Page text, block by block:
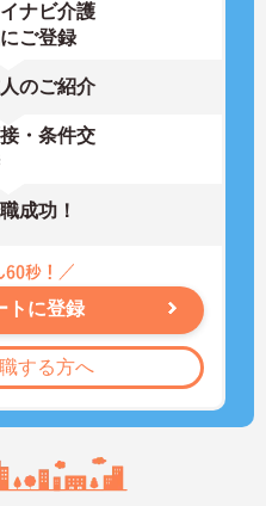
ナビ介護
ご登録
のご紹介
・条件交
成功！
トに登録
する方へ